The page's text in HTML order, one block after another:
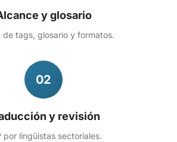
y glosario
de tags, glosario y formatos.
02
y revisión
por lingüistas sectoriales.